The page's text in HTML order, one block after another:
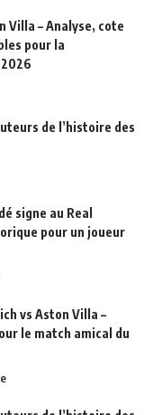
Villa – Analyse, cote
pour la
2026
de l’histoire des
signe au Real
pour un joueur
vs Aston Villa –
le match amical du